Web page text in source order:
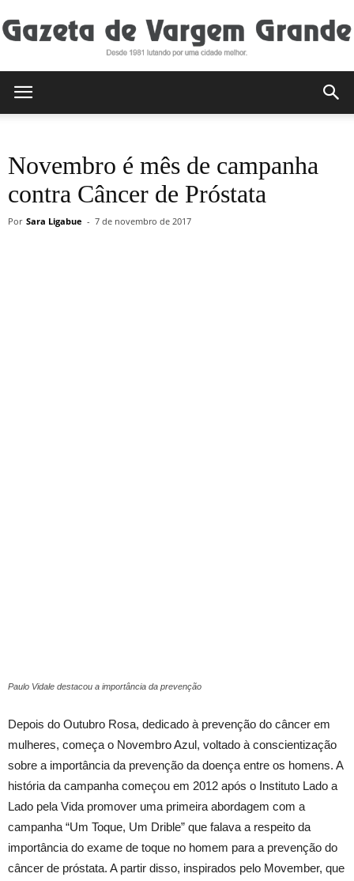
de
Novembro é mês de campanha
contra Câncer de Próstata
Por Sara Ligabue - 7 de novembro de 2017
Paulo Vidale destacou a importância da prevenção
Depois do Outubro Rosa, dedicado à prevenção do câncer em
mulheres, começa o Novembro Azul, voltado à conscientização
sobre a importância da prevenção da doença entre os homens. A
história da campanha começou em 2012 após o Instituto Lado a
Lado pela Vida promover uma primeira abordagem com a
campanha “Um Toque, Um Drible” que falava a respeito da
importância do exame de toque no homem para a prevenção do
câncer de próstata. A partir disso, inspirados pelo Movember, que